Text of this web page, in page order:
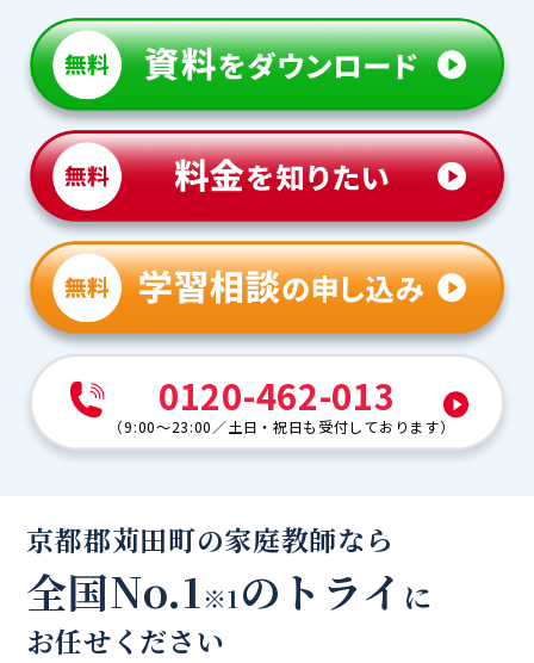
0120-462-013
（9:00～23:00／土日・祝日も受付しております）
京都郡苅田町の家庭教師なら
全国No.1※1のトライ に
お任せください